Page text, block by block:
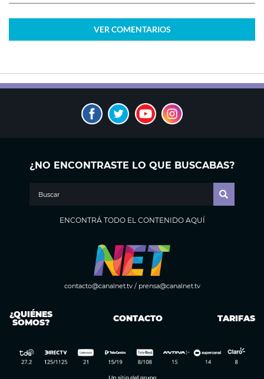
VER COMENTARIOS
¿NO ENCONTRASTE LO QUE BUSCABAS?
ENCONTRÁ TODO EL CONTENIDO AQUÍ
contacto@canalnet.tv/ prensa@canalnet.tv
¿QUIÉNES
SOMOS? CONTACTO TARIFAS